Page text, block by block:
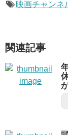
映画チャンネ
関連記事